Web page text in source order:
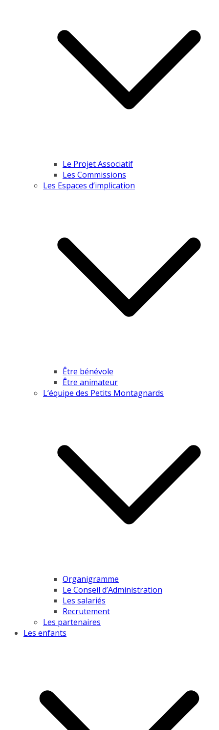
Le Projet Associatif
Les Commissions
Les Espaces d’implication
Être bénévole
Être animateur
L’équipe des Petits Montagnards
Organigramme
Le Conseil d’Administration
Les salariés
Recrutement
Les partenaires
Les enfants